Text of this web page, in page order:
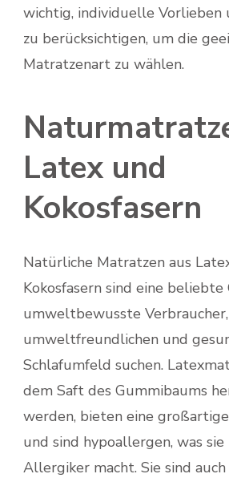
wichtig, individuelle Vorlieben
zu berücksichtigen, um die
Matratzenart zu wählen.
Latex und
Kokosfasern
Natürliche Matratzen aus
Kokosfasern sind eine
umweltbewusste
umweltfreundlichen und
Schlafumfeld suchen.
dem Saft des Gummibaums
werden, bieten eine
und sind hypoallergen, was
Allergiker macht. Sie sind